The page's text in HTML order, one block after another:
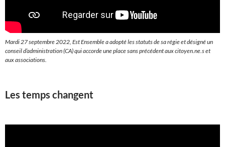
Mardi 27 septembre 2022, Est Ensemble a adopté les statuts de sa régie et désigné un
conseil d’administration (CA) qui accorde une place sans précédent aux citoyen.ne.s et
aux associations.
Les temps changent